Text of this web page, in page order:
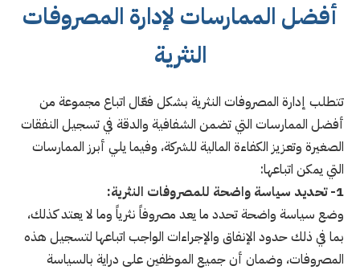
أفضل الممارسات لإدارة المصروفات
النثرية
تتطلب إدارة المصروفات النثرية بشكل فعّال اتباع مجموعة من
أفضل الممارسات التي تضمن الشفافية والدقة في تسجيل النفقات
الصغيرة وتعزيز الكفاءة المالية للشركة، وفيما يلي أبرز الممارسات
التي يمكن اتباعها:
1- تحديد سياسة واضحة للمصروفات النثرية:
وضع سياسة واضحة تحدد ما يعد مصروفاً نثرياً وما لا يعتد كذلك،
بما في ذلك حدود الإنفاق والإجراءات الواجب اتباعها لتسجيل هذه
المصروفات، وضمان أن جميع الموظفين على دراية بالسياسة